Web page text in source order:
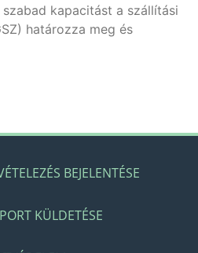
szabad kapacitást a szállítási
határozza meg és
BEJELENTÉSE
KÜLDETÉSE